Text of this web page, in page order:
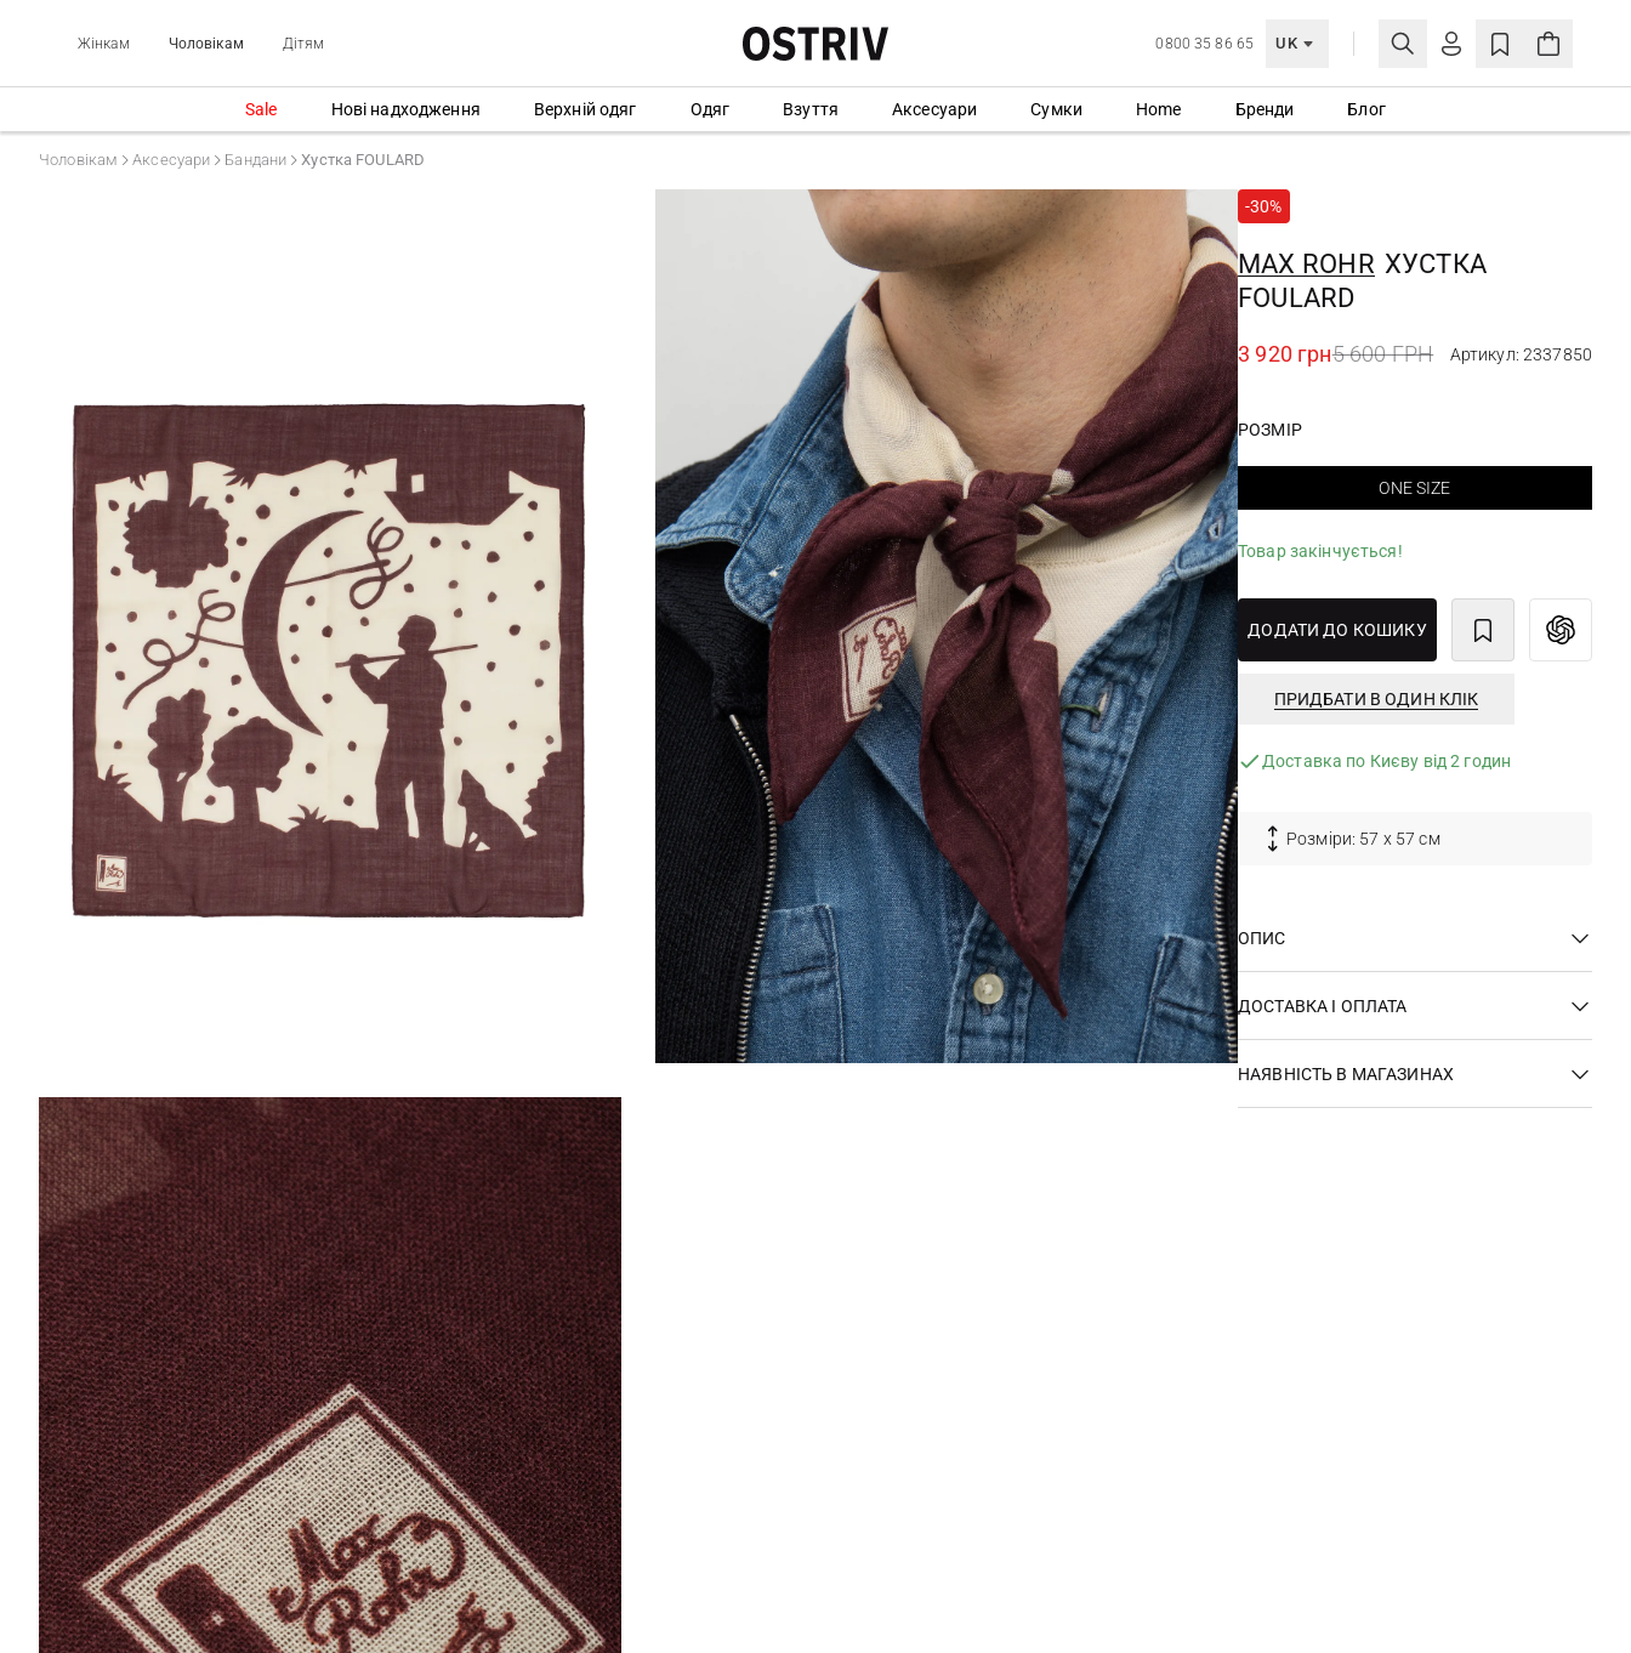
Жінкам Чоловікам Дітям 0800 35 86 65 UK
МОЯ ОБЛІКІВКА
СТВОРИТИ ОБЛІКІВКУ
Sale Нові надходження Верхній одяг Одяг Взуття Аксесуари Сумки Home Бренди Блог
Чоловікам Аксесуари Бандани Хустка FOULARD
-30%
MAX ROHR ХУСТКА
FOULARD
3 920 грн5 600 ГРН Артикул: 2337850
РОЗМІР
ONE SIZE
Товар закінчується!
ДОДАТИ ДО КОШИКУ
ПРИДБАТИ В ОДИН КЛІК
Доставка по Києву від 2 годин
Розміри: 57 х 57 см
ОПИС
ДОСТАВКА І ОПЛАТА
НАЯВНІСТЬ В МАГАЗИНАХ